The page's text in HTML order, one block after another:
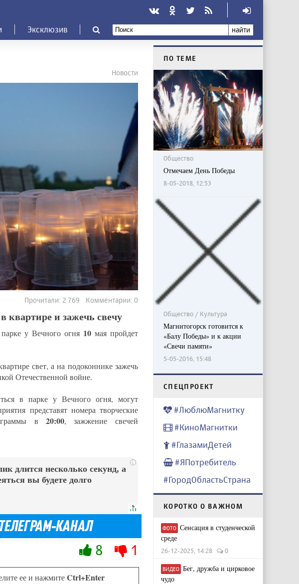
Эксклюзив найти
Новости
Прочитали: 2 769 Комментарии: 0
квартире и зажечь свечу
у Вечного огня 10 мая пройдет
свет, а на подоконнике зажечь
Отечественной войне.
в парке у Вечного огня, могут
представят номера творческие
в20:00, зажжение свечей
i
длится несколько секунд, а
вы будете долго
8 1
ее и нажмитеCtrl+Enter
ПО ТЕМЕ
Общество
Отмечаем День Победы
8-05-2018, 12:53
Общество / Культура
Магнитогорск готовится к
«Балу Победы» и к акции
«Свечи памяти»
5-05-2016, 15:48
CПЕЦПРОЕКТ
#ЛюблюМагнитку
#КиноМагнитки
#ГлазамиДетей
#ЯПотребитель
#ГородОбластьСтрана
КОРОТКО О ВАЖНОМ
ФОТО Сенсация в студенческой
среде
26-12-2025, 14:28 0
ВИДЕО Бег, дружба и цирковое
чудо